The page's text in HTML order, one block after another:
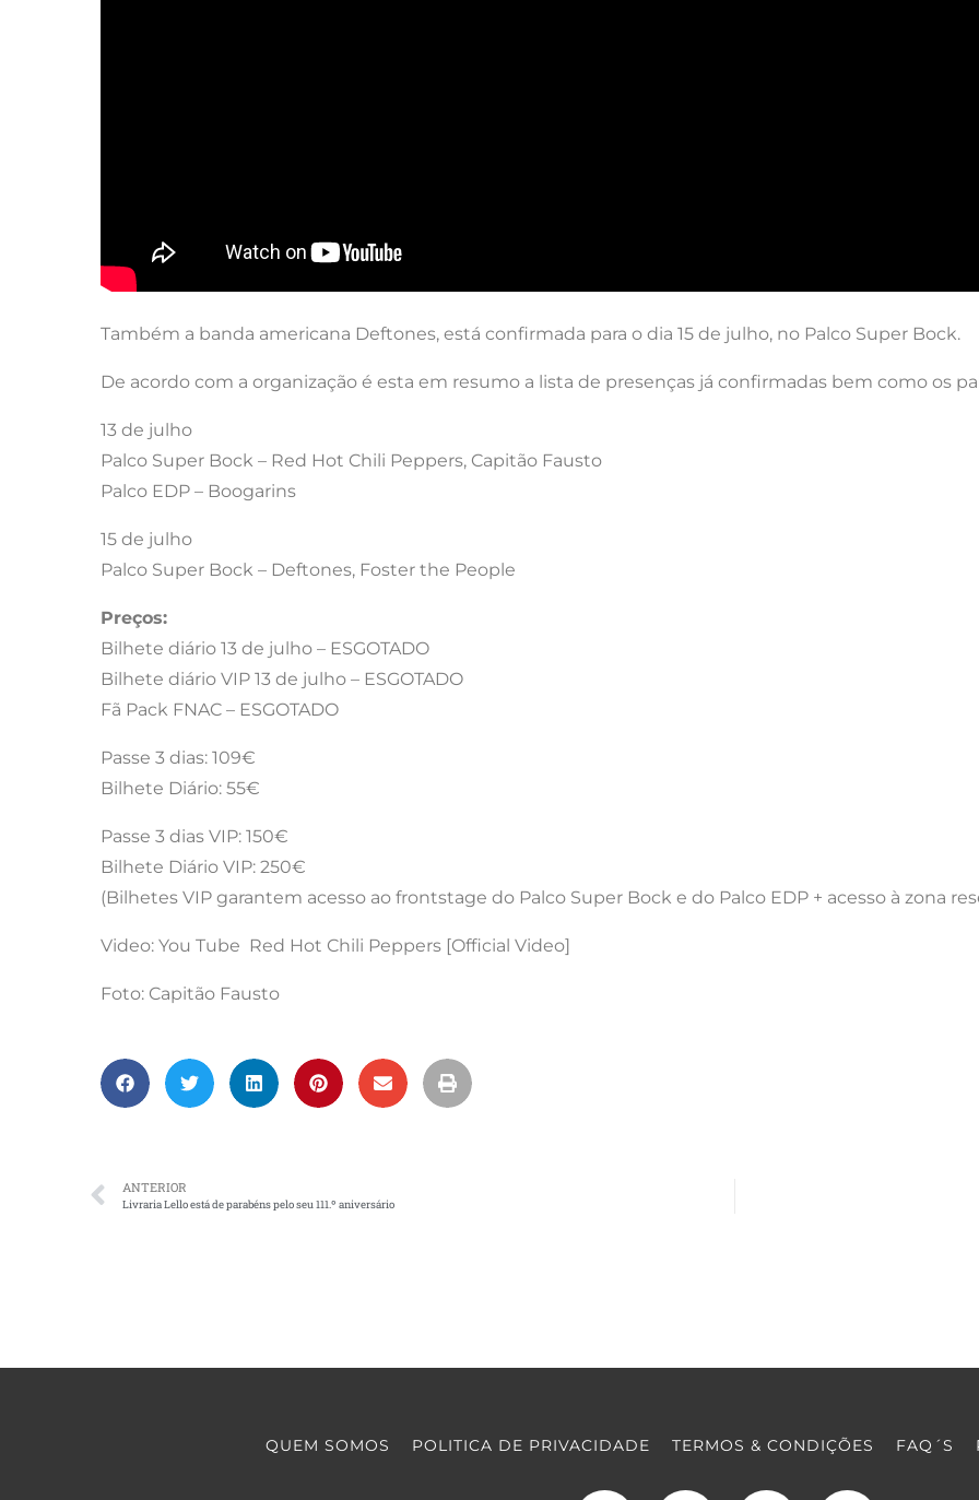
Também a banda americana Deftones, está confirmada para o dia 15 de julho, no Palco Super Bock.
De acordo com a organização é esta em resumo a lista de presenças já confirmadas bem como os
13 de julho
Palco Super Bock – Red Hot Chili Peppers, Capitão Fausto
Palco EDP – Boogarins
15 de julho
Palco Super Bock – Deftones, Foster the People
Preços:
Bilhete diário 13 de julho – ESGOTADO
Bilhete diário VIP 13 de julho – ESGOTADO
Fã Pack FNAC – ESGOTADO
Passe 3 dias: 109€
Bilhete Diário: 55€
Passe 3 dias VIP: 150€
Bilhete Diário VIP: 250€
(Bilhetes VIP garantem acesso ao frontstage do Palco Super Bock e do Palco EDP + acesso à zona
Video: You Tube Red Hot Chili Peppers [Official Video]
Foto: Capitão Fausto
ANTERIOR
Livraria Lello está de parabéns pelo seu 111.º aniversário
QUEM SOMOS POLITICA DE PRIVACIDADE TERMOS & CONDIÇÕES FAQ´S